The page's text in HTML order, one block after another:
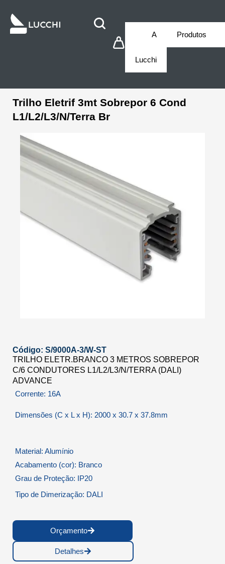
A
Lucchi
Produtos
Trilho Eletrif 3mt Sobrepor 6 Cond
L1/L2/L3/N/Terra Br
Código: S/9000A-3/W-ST
TRILHO ELETR.BRANCO 3 METROS SOBREPOR
C/6 CONDUTORES L1/L2/L3/N/TERRA (DALI)
ADVANCE
Corrente: 16A
Dimensões (C x L x H): 2000 x 30.7 x 37.8mm
Material: Alumínio
Acabamento (cor): Branco
Grau de Proteção: IP20
Tipo de Dimerização: DALI
Orçamento
Detalhes